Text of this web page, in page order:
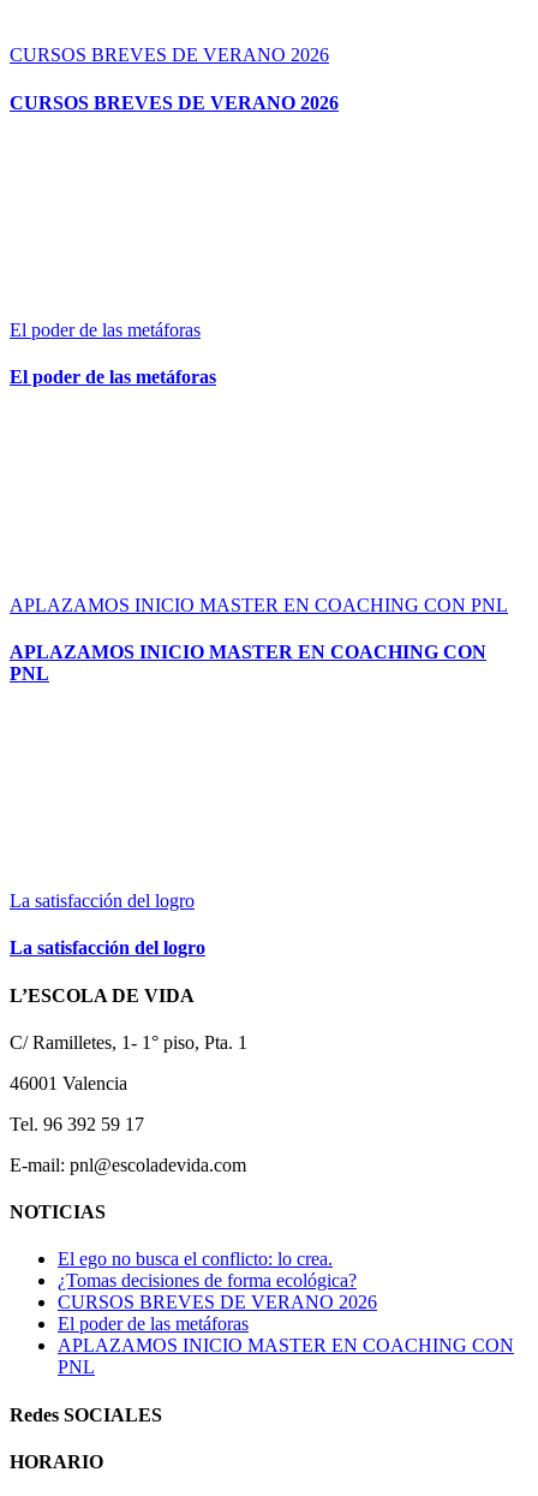
CURSOS BREVES DE VERANO 2026
CURSOS BREVES DE VERANO 2026
El poder de las metáforas
El poder de las metáforas
APLAZAMOS INICIO MASTER EN COACHING CON PNL
APLAZAMOS INICIO MASTER EN COACHING CON
PNL
La satisfacción del logro
La satisfacción del logro
L’ESCOLA DE VIDA
C/ Ramilletes, 1- 1° piso, Pta. 1
46001 Valencia
Tel. 96 392 59 17
E-mail: pnl@escoladevida.com
NOTICIAS
El ego no busca el conflicto: lo crea.
¿Tomas decisiones de forma ecológica?
CURSOS BREVES DE VERANO 2026
El poder de las metáforas
APLAZAMOS INICIO MASTER EN COACHING CON
PNL
Redes SOCIALES
HORARIO